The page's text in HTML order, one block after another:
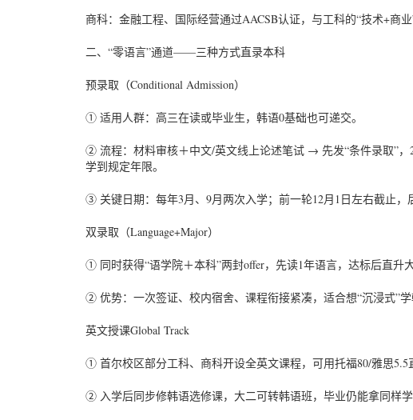
商科：金融工程、国际经营通过AACSB认证，与工科的“技术+商
二、“零语言”通道——三种方式直录本科
预录取（Conditional Admission）
① 适用人群：高三在读或毕业生，韩语0基础也可递交。
② 流程：材料审核＋中文/英文线上论述笔试 → 先发“条件录取”
学到规定年限。
③ 关键日期：每年3月、9月两次入学；前一轮12月1日左右截止，
双录取（Language+Major）
① 同时获得“语学院＋本科”两封offer，先读1年语言，达标后直升
② 优势：一次签证、校内宿舍、课程衔接紧凑，适合想“沉浸式”学
英文授课Global Track
① 首尔校区部分工科、商科开设全英文课程，可用托福80/雅思5.5
② 入学后同步修韩语选修课，大二可转韩语班，毕业仍能拿同样学